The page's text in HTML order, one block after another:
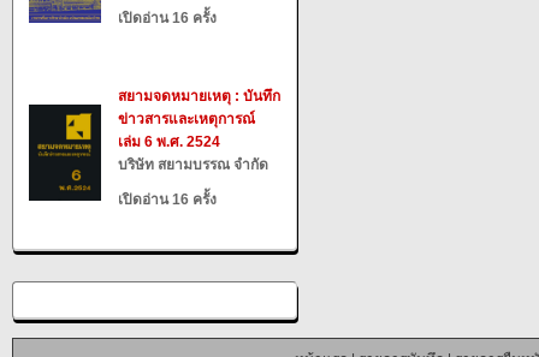
เปิดอ่าน 16 ครั้ง
สยามจดหมายเหตุ : บันทึก
ข่าวสารและเหตุการณ์
เล่ม 6 พ.ศ. 2524
บริษัท สยามบรรณ จำกัด
เปิดอ่าน 16 ครั้ง